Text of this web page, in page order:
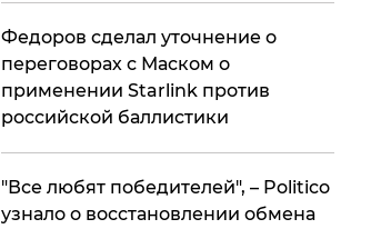
Федоров сделал уточнение о
переговорах с Маском о
применении Starlink против
российской баллистики
​"Все любят победителей", – Politico
узнало о восстановлении обмена